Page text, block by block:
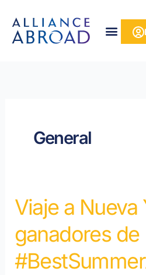
contenido
General
Viaje a
ganadores de
#BestSummerAbroad
viaje
de
los
ganadores